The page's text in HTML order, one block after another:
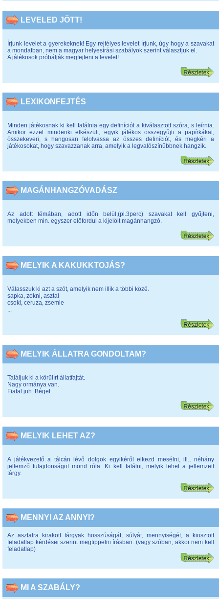
LEVELED JÖTT!
Írjunk levelet a gyerekeknek! Egy rejtélyes levelet írjunk, úgy hogy a szavakat
a mondatban, nem a magyar helyesírási szabályok szerint választjuk el.
A játékosok próbálják megfejteni a levelet!
LEXIKONFEJTÉS
Minden játékosnak ki kell találnia egy definíciót a kiválasztott szóra, s leírnia.
Amikor ezzel mindenki elkészült, egyik játékos összegyűjti a papírkákat,
összekeveri, s hangosan felolvassa az összes definíciót, és megkéri a
játékosokat, hogy szavazzanak arra, amelyik a legvalószínűbbnek hangzik.
MAGÁNHANGZÓVADÁSZ
Az adott témában, adott időn belül,(pl.3perc) szavakat kell gyűjteni,
melyekben min. egyszer előfordul a kijelölt magánhangzó.
MELYIK A KAKUKKTOJÁS?
Válasszuk ki azt a szót, amelyik nem illik a többi közé.
sapka, zokni, asztal
csoki, ceruza, zsemle
...
MELYIK ÁLLATRA GONDOLTAM?
Találjuk ki a körülírt állatfajtát.
Nagy ormánya van.
Fiatal juh. Béget.
MELYIK LEHET AZ?
A játékvezető a tálcán lévő dolgok egyikéről elkezd mesélni, ill., néhány
jellemző tulajdonságot mond róla. Ki kell találni, melyik lehet a jellemzett
tárgy.
MENNYI AZ ANNYI?
Az asztalra kirakott tárgyak hosszúságát, súlyát, mennyiségét, a kiosztott
feladatlap kérdései szerint megtippelni írásban. (vagy szóban, akkor nem kell
feladatlap)
MI A SZABÁLY?